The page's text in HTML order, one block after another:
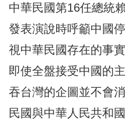
中華民國第16任總統
發表演說時呼籲中國
視中華民國存在的事
即使全盤接受中國的
吞台灣的企圖並不會
民國與中華人民共和